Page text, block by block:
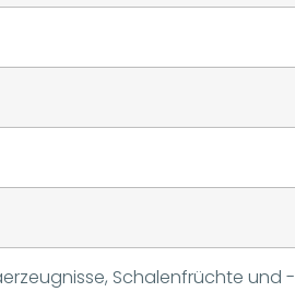
Schalenfrüchte und -